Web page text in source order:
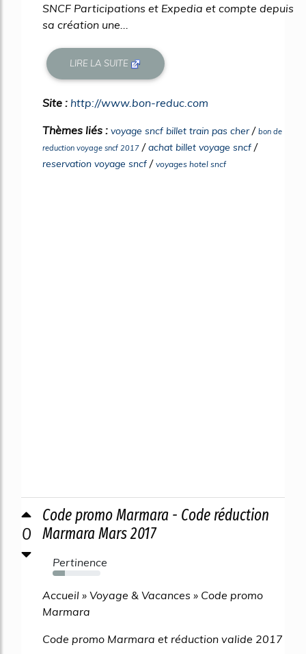
SNCF Participations et Expedia et compte depuis
sa création une...
LIRE LA SUITE
Site : http://www.bon-reduc.com
Thèmes liés : voyage sncf billet train pas cher/ bon de
reduction voyage sncf 2017 /achat billet voyage sncf /
reservation voyage sncf / voyages hotel sncf
0
Code promo Marmara - Code réduction
Marmara Mars 2017
Pertinence
25%
Accueil » Voyage & Vacances » Code promo
Marmara
Code promo Marmara et réduction valide 2017